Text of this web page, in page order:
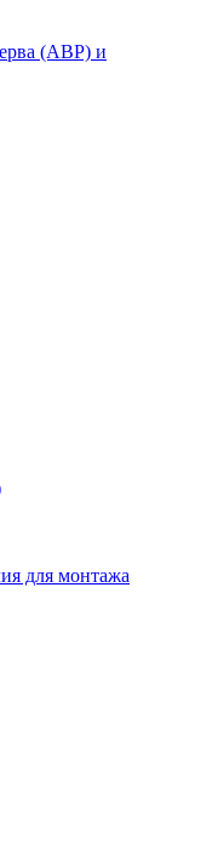
(АВР) и
для монтажа